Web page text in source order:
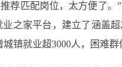
荐匹配岗位，太方便了。
之家平台，建立了涵盖
镇就业超3000人，困难群